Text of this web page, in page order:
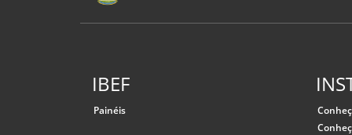
IBEF
Painéis